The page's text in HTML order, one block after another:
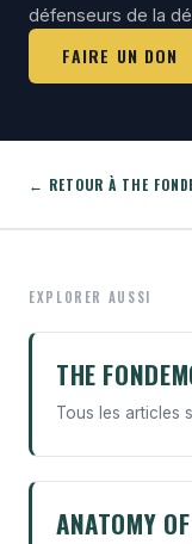
défenseurs de la
FAIRE UN DON
← RETOUR À THE
EXPLORER AUSSI
THE
Tous les articles
ANATOMY